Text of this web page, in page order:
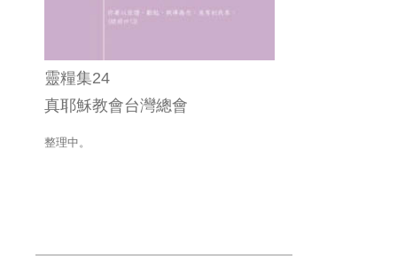
靈糧集24
真耶穌教會台灣總會
整理中。